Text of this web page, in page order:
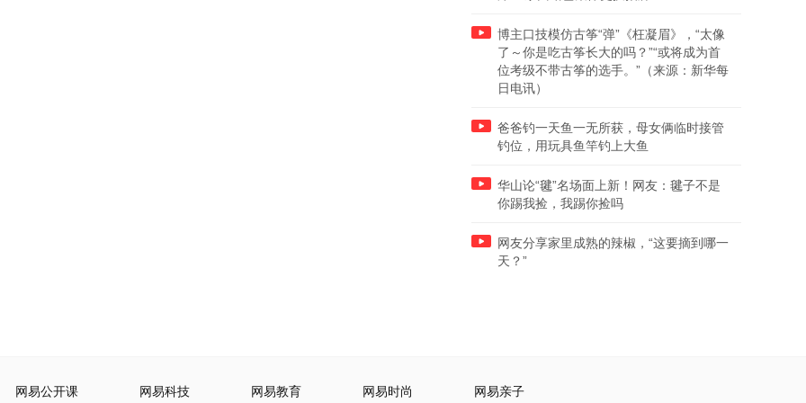
博主口技模仿古筝“弹”《枉凝眉》，“太像
了～你是吃古筝长大的吗？”“或将成为首
位考级不带古筝的选手。”（来源：新华每
日电讯）
爸爸钓一天鱼一无所获，母女俩临时接管
钓位，用玩具鱼竿钓上大鱼
华山论“毽”名场面上新！网友：毽子不是
你踢我捡，我踢你捡吗
网友分享家里成熟的辣椒，“这要摘到哪一
天？”
网易公开课 网易科技 网易教育 网易时尚 网易亲子